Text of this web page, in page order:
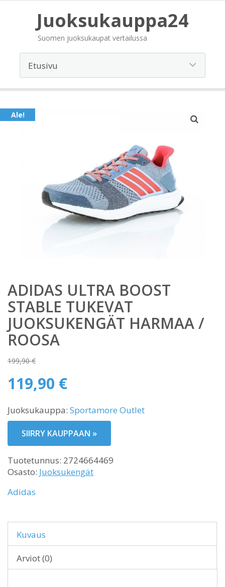
Juoksukauppa24
Suomen juoksukaupat vertailussa
Ale!
ADIDAS ULTRA BOOST
STABLE TUKEVAT
JUOKSUKENGÄT HARMAA /
ROOSA
199,90€
Alkuperäinen
hinta
199,90 €.
119,90 €
hinta
on:
119,90 €.
Juoksukauppa: Sportamore Outlet
SIIRRY KAUPPAAN »
Tuotetunnus: 2724664469
Osasto: Juoksukengät
Adidas
Kuvaus
Arviot (0)